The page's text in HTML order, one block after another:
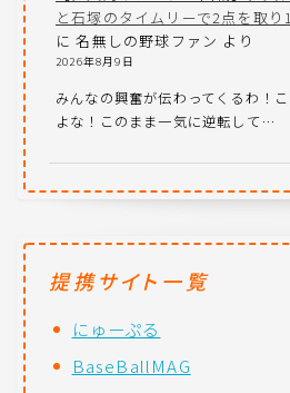
と石塚のタイムリーで2点を取り
に名無しの野球ファン より
2026年8月9日
みんなの興奮が伝わってくるわ！
よな！このまま一気に逆転して…
提携サイト一覧
にゅーぷる
BaseBallMAG